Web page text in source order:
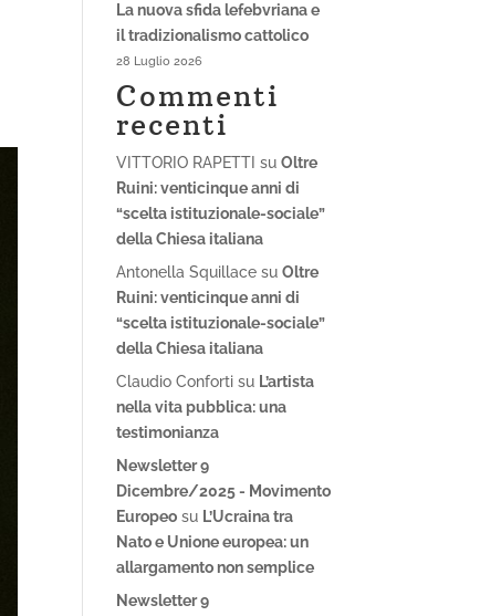
La nuova sfida lefebvriana e
il tradizionalismo cattolico
28 Luglio 2026
Commenti
recenti
VITTORIO RAPETTI suOltre
Ruini: venticinque anni di
“scelta istituzionale-sociale”
della Chiesa italiana
Antonella Squillace suOltre
Ruini: venticinque anni di
“scelta istituzionale-sociale”
della Chiesa italiana
Claudio Conforti su L’artista
nella vita pubblica: una
testimonianza
Newsletter 9
Dicembre/2025 - Movimento
Europeo su L’Ucraina tra
Nato e Unione europea: un
allargamento non semplice
Newsletter 9